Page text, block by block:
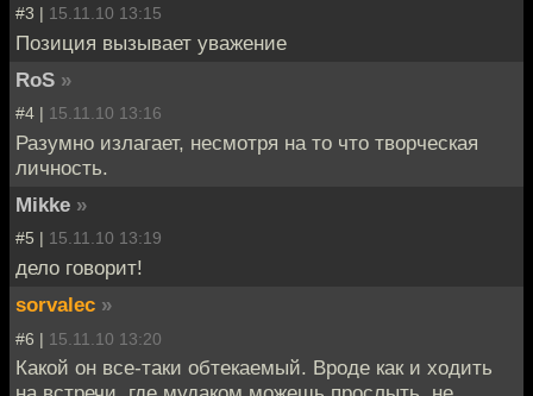
#3 | 15.11.10 13:15
Позиция вызывает уважение
RoS »
#4 | 15.11.10 13:16
Разумно излагает, несмотря на то что творческая
личность.
Mikke »
#5 | 15.11.10 13:19
дело говорит!
sorvalec »
#6 | 15.11.10 13:20
Какой он все-таки обтекаемый. Вроде как и ходить